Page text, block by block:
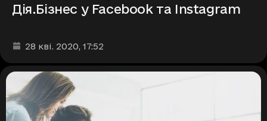
Дія.Бізнес у Facebook та Instagram
Дата та час публікації
28 кві. 2020, 17:52